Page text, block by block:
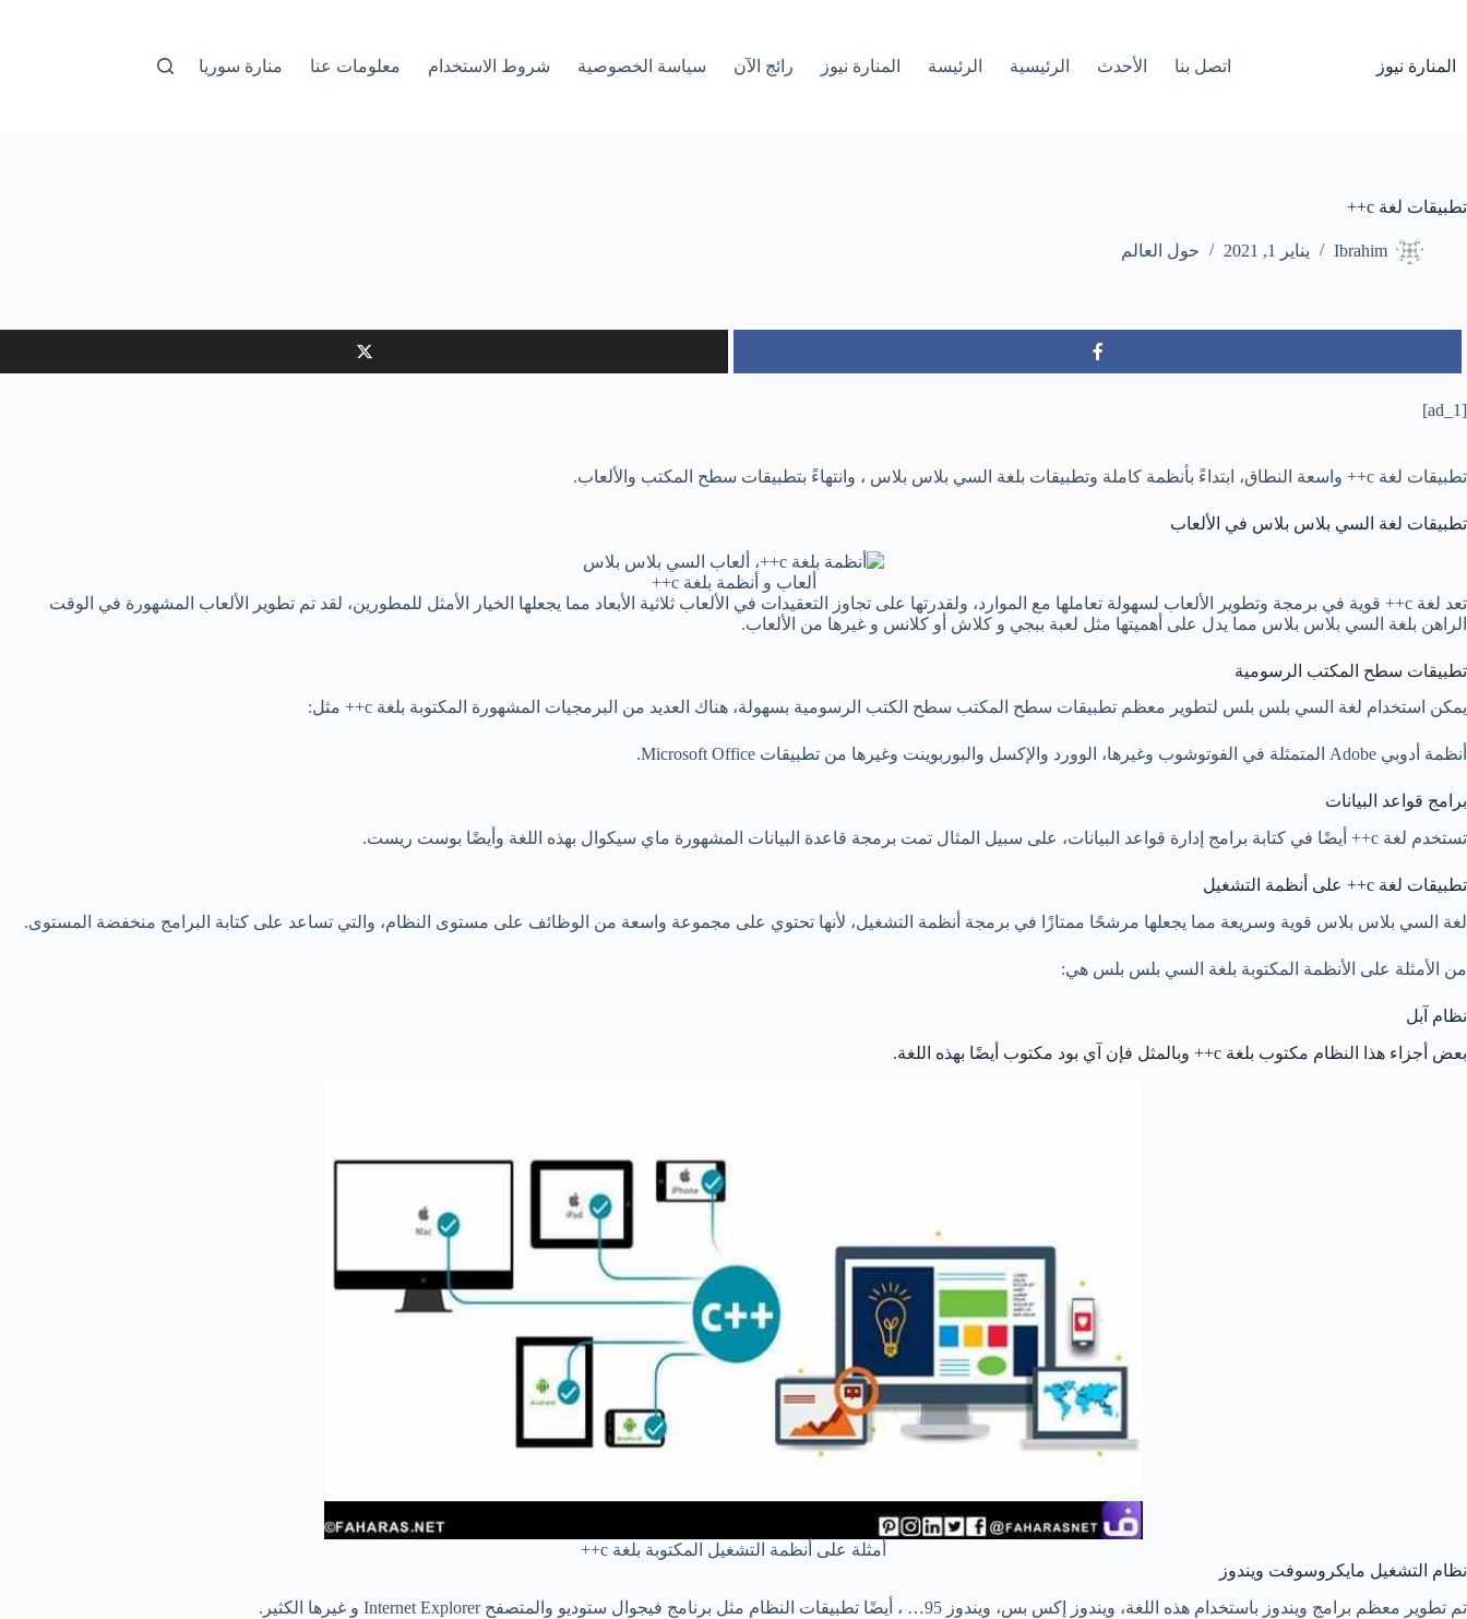
المنارة نيوز اتصل بنا الأحدث الرئيسية الرئیسة المنارة نيوز رائج الآن سياسة الخصوصية شروط الاستخدام معلومات عنا منارة سوريا
تطبيقات لغة c++
Ibrahim يناير 1, 2021 حول العالم
[ad_1]
تطبيقات لغة c++ واسعة النطاق، ابتداءً بأنظمة كاملة وتطبيقات بلغة السي بلاس بلاس ، وانتهاءً بتطبيقات سطح المكتب والألعاب.
تطبيقات لغة السي بلاس بلاس في الألعاب
ألعاب و أنظمة بلغة c++
تعد لغة c++ قوية في برمجة وتطوير الألعاب لسهولة تعاملها مع الموارد، ولقدرتها على تجاوز التعقيدات في الألعاب ثلاثية الأبعاد مما يجعلها الخيار الأمثل للمطورين،
لقد تم تطوير الألعاب المشهورة في الوقت
الراهن بلغة السي بلاس بلاس مما يدل على أهميتها مثل لعبة ببجي و كلاش أو كلانس و غيرها من الألعاب.
تطبيقات سطح المكتب الرسومية
يمكن استخدام لغة السي بلس بلس لتطوير معظم تطبيقات سطح المكتب سطح الكتب الرسومية بسهولة، هناك العديد من البرمجيات المشهورة المكتوبة بلغة c++ مثل:
أنظمة أدوبي Adobe المتمثلة في الفوتوشوب وغيرها، الوورد والإكسل والبوربوينت وغيرها من تطبيقات Microsoft Office.
برامج قواعد البيانات
تستخدم لغة c++ أيضًا في كتابة برامج إدارة قواعد البيانات، على سبيل المثال تمت برمجة قاعدة البيانات المشهورة ماي سيكوال بهذه اللغة وأيضًا بوست ريست.
تطبيقات لغة c++ على أنظمة التشغيل
لغة السي بلاس بلاس قوية وسريعة مما يجعلها مرشحًا ممتازًا في برمجة أنظمة التشغيل، لأنها تحتوي على مجموعة واسعة من الوظائف على مستوى النظام، والتي تساعد على كتابة البرامج منخفضة المستوى.
من الأمثلة على الأنظمة المكتوبة بلغة السي بلس بلس هي:
نظام آبل
بعض أجزاء هذا النظام مكتوب بلغة c++ وبالمثل فإن آي بود مكتوب أيضًا بهذه اللغة.
أمثلة على أنظمة التشغيل المكتوبة بلغة c++
نظام التشغيل مايكروسوفت ويندوز
تم تطوير معظم برامج ويندوز باستخدام هذه اللغة، ويندوز إكس بس، ويندوز 95… ،
أيضًا تطبيقات النظام مثل برنامج فيجوال ستوديو والمتصفح Internet Explorer و غيرها الكثير.